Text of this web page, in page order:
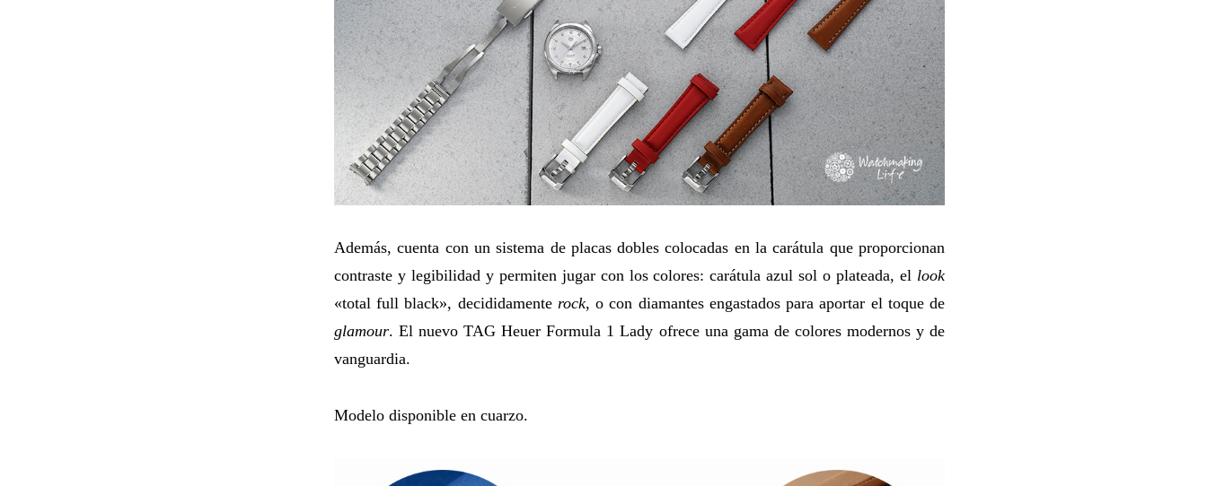
Además, cuenta con un sistema de placas dobles colocadas en la carátula que proporcionan
contraste y legibilidad y permiten jugar con los colores: carátula azul sol o plateada, el look
«total full black», decididamente rock, o con diamantes engastados para aportar el toque de
glamour. El nuevo TAG Heuer Formula 1 Lady ofrece una gama de colores modernos y de
vanguardia.
Modelo disponible en cuarzo.